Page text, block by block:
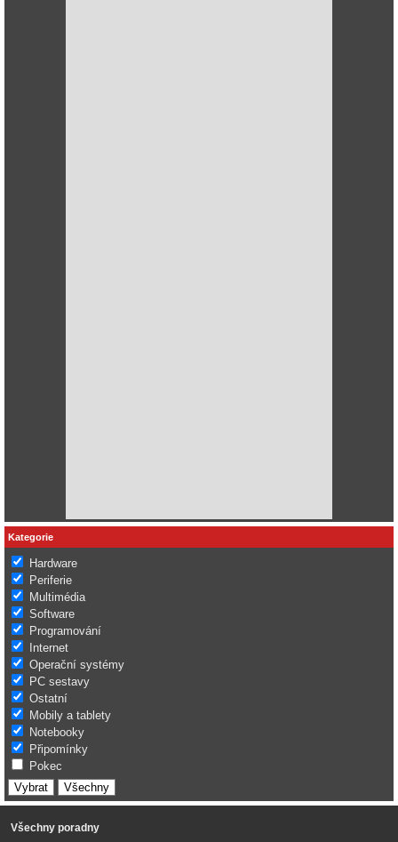
Kategorie
Hardware
Periferie
Multimédia
Software
Programování
Internet
Operační systémy
PC sestavy
Ostatní
Mobily a tablety
Notebooky
Připomínky
Pokec
Všechny poradny